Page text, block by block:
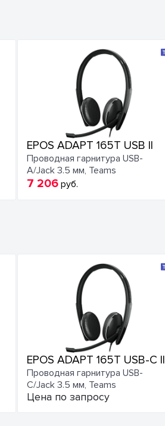
EPOS ADAPT 165T USB II
Проводная гарнитура USB-
A/Jack 3.5 мм, Teams
7 206 руб.
EPOS ADAPT 165T USB-C II
Проводная гарнитура USB-
C/Jack 3.5 мм, Teams
Цена по запросу